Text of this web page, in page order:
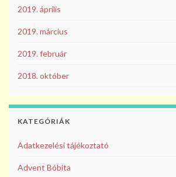
2019. április
2019. március
2019. február
2018. október
KATEGÓRIÁK
Adatkezelési tájékoztató
Advent Bóbita